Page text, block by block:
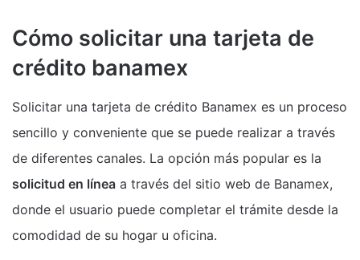
Cómo solicitar una tarjeta de
crédito banamex
Solicitar una tarjeta de crédito Banamex es un proceso
sencillo y conveniente que se puede realizar a través
de diferentes canales. La opción más popular es la
solicitud en línea a través del sitio web de Banamex,
donde el usuario puede completar el trámite desde la
comodidad de su hogar u oficina.